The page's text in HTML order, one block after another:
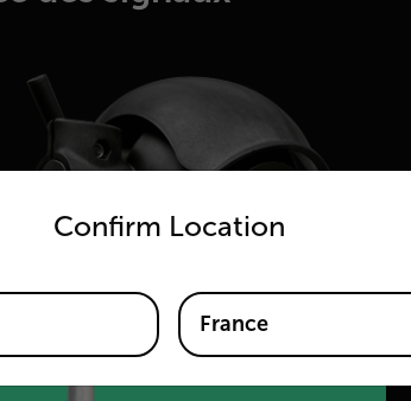
Confirm Location
from the options below to access the
France